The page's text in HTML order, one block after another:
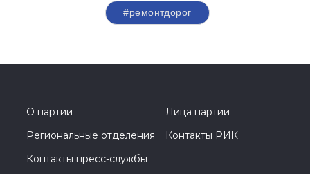
#ремонтдорог
О партии
Лица партии
Региональные отделения
Контакты РИК
Контакты пресс-службы